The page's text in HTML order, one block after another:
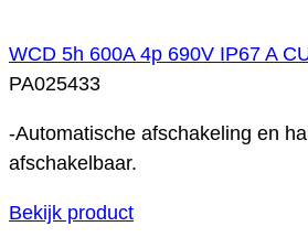
WCD 5h 600A 4p 690V IP67 A
PA025433
-Automatische afschakeling en
afschakelbaar.
Bekijk product